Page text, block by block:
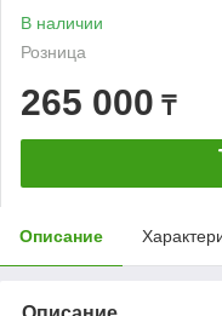
В наличии
Розница
265 000 ₸
Описание